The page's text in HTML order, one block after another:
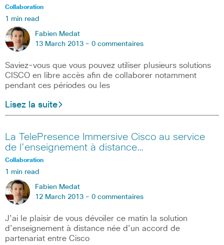
Collaboration
1 min read
Fabien Medat
13 March 2013 - 0 commentaires
Saviez-vous que vous pouvez utiliser plusieurs solutions
CISCO en libre accès afin de collaborer notamment
pendant ces périodes ou les
Lisez la suite
La TelePresence Immersive Cisco au service
de l’enseignement à distance…
Collaboration
1 min read
Fabien Medat
12 March 2013 - 0 commentaires
J’ai le plaisir de vous dévoiler ce matin la solution
d’enseignement à distance née d’un accord de
partenariat entre Cisco